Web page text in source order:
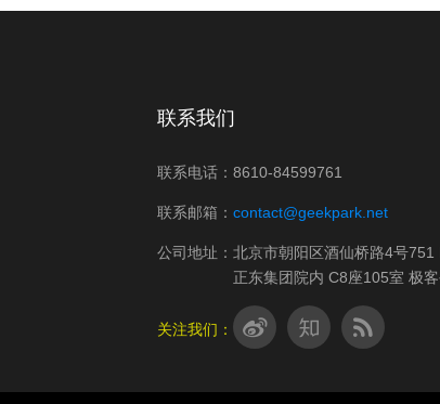
联系我们
联系电话：8610-84599761
联系邮箱： contact@geekpark.net
公司地址：北京市朝阳区酒仙桥路4号751
正东集团院内 C8座105室 极客
关注我们：